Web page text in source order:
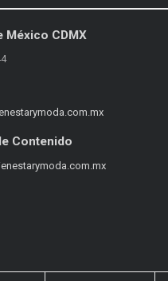
México CDMX
Contenido